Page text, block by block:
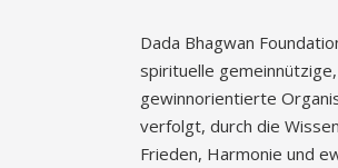
Dada Bhagwan
spirituelle
gewinnorientierte
verfolgt, durch die
Frieden, Harmonie und